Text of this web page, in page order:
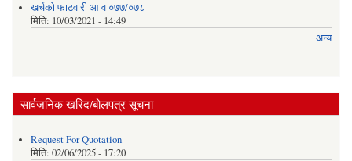
खर्चकाे फाटवारी आ व ०७७/०७८
मिति: 10/03/2021 - 14:49
अन्य
सार्वजनिक खरिद/बोलपत्र सूचना
Request For Quotation
मिति: 02/06/2025 - 17:20